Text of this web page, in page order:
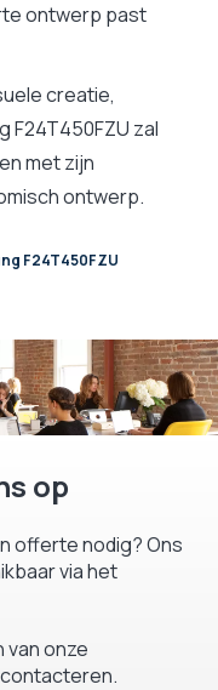
F24T450FZU
ontwerp past
creatie,
F24T450FZU zal
met zijn
ontwerp.
op
offerte nodig? Ons
via het
van onze